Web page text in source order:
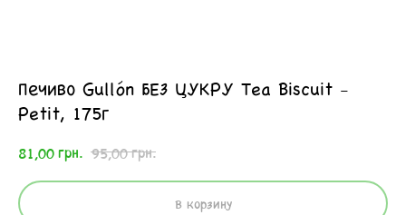
Печиво Gullón БЕЗ ЦУКРУ Tea Biscuit -
Petit, 175г
81,00грн. 95,00грн.
В корзину